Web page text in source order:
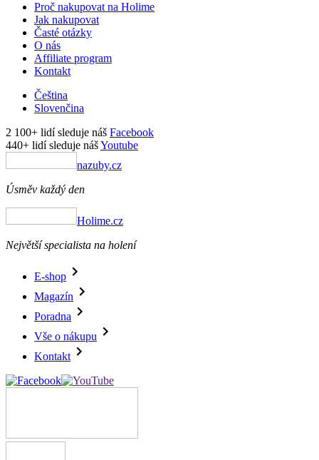
Proč nakupovat na Holime
Jak nakupovat
Časté otázky
O nás
Affiliate program
Kontakt
Čeština
Slovenčina
2 100+ lidí sleduje náš Facebook
440+ lidí sleduje nášYoutube
nazuby.cz
Úsměv každý den
Holime.cz
Největší specialista na holení
E-shop
Magazín
Poradna
Vše o nákupu
Kontakt